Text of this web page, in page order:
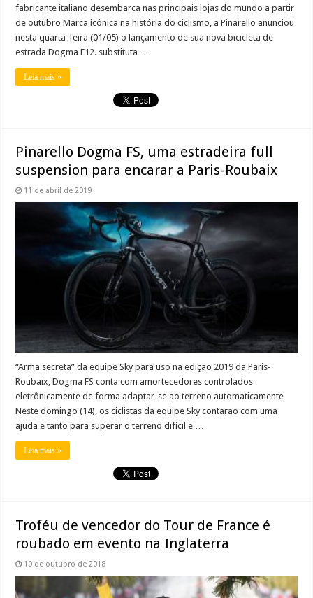
fabricante italiano desembarca nas principais lojas do mundo a partir
de outubro Marca icônica na história do ciclismo, a Pinarello anunciou
nesta quarta-feira (01/05) o lançamento de sua nova bicicleta de
estrada Dogma F12. substituta …
Leia mais »
Pinarello Dogma FS, uma estradeira full
suspension para encarar a Paris-Roubaix
11 de abril de 2019
“Arma secreta” da equipe Sky para uso na edição 2019 da Paris-
Roubaix, Dogma FS conta com amortecedores controlados
eletrônicamente de forma adaptar-se ao terreno automaticamente
Neste domingo (14), os ciclistas da equipe Sky contarão com uma
ajuda e tanto para superar o terreno difícil e …
Leia mais »
Troféu de vencedor do Tour de France é
roubado em evento na Inglaterra
10 de outubro de 2018